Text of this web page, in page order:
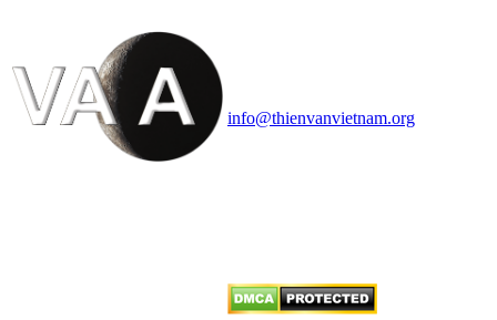
info@thienvanvietnam.org